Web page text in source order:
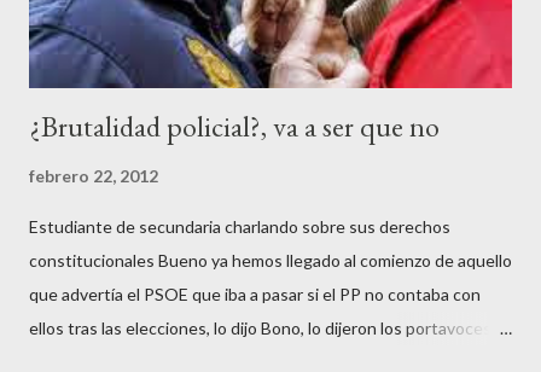
n
t
i¿Brutalidad policial?, va a ser que no
febrero 22, 2012
Estudiante de secundaria charlando sobre sus derechos
constitucionales Bueno ya hemos llegado al comienzo de aquello
que advertía el PSOE que iba a pasar si el PP no contaba con
ellos tras las elecciones, lo dijo Bono, lo dijeron los portavoces